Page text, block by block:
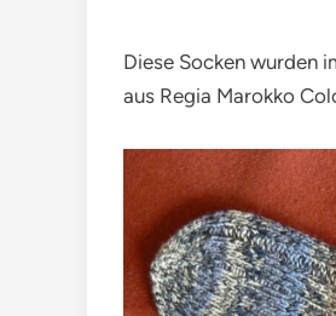
Diese Socken wurden
aus Regia Marokko